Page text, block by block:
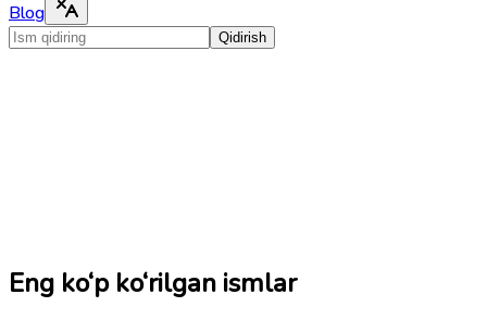
Blog
Qidirish
Eng ko‘p ko‘rilgan ismlar